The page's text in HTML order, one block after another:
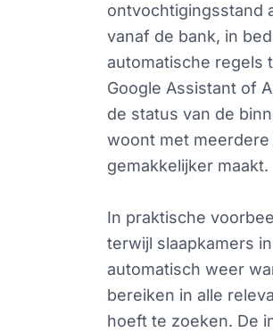
ontvochtigingsstand
vanaf de bank, in
automatische regels
Google Assistant of
de status van de
woont met
gemakkelijker maakt.
In praktische
terwijl slaapkamers
automatisch weer
bereiken in alle
hoeft te zoeken. De